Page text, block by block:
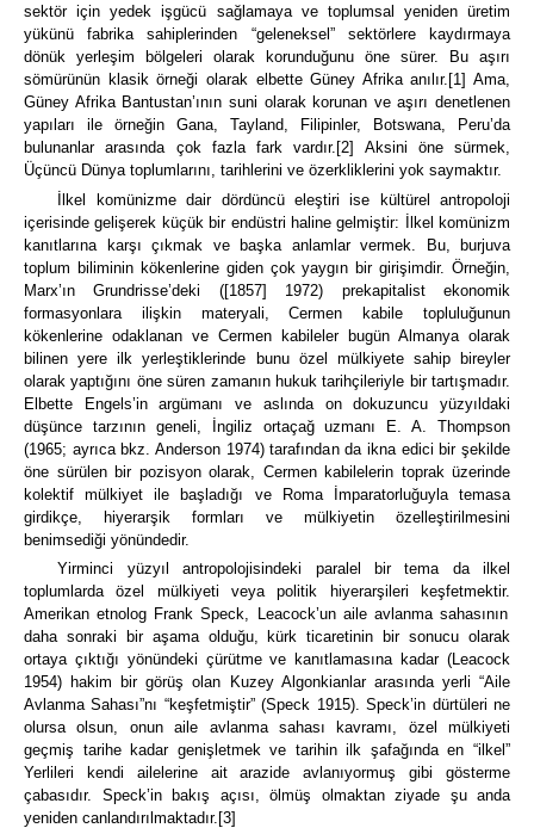
sektör için yedek işgücü sağlamaya ve toplumsal yeniden üretim
yükünü fabrika sahiplerinden “geleneksel” sektörlere kaydırmaya
dönük yerleşim bölgeleri olarak korunduğunu öne sürer. Bu aşırı
sömürünün klasik örneği olarak elbette Güney Afrikaanılır. [1] Ama,
Güney Afrika Bantustan’ının suni olarak korunan ve aşırı denetlenen
yapıları ile örneğin Gana, Tayland, Filipinler, Botswana, Peru’da
bulunanlar arasında çok fazla fark vardır. [2]
Aksini öne sürmek,
Üçüncü Dünya toplumlarını, tarihlerini ve özerkliklerini yok saymaktır.
İlkel komünizme dair dördüncü eleştiri ise kültürel antropoloji
içerisinde gelişerek küçük bir endüstri haline gelmiştir:
İlkel komünizm
kanıtlarına karşı çıkmak ve başka anlamlar vermek.
Bu, burjuva
toplum biliminin kökenlerine giden çok yaygın bir girişimdir. Örneğin,
Marx’ınGrundrisse’deki ([1857] 1972) prekapitalist ekonomik
formasyonlara ilişkin materyali, Cermen kabile topluluğunun
kökenlerine odaklanan ve Cermen kabileler bugün Almanya olarak
bilinen yere ilk yerleştiklerinde bunu özel mülkiyete sahip bireyler
olarak yaptığını öne süren zamanın hukuk tarihçileriyle bir tartışmadır.
Elbette Engels’in argümanı ve aslında on dokuzuncu yüzyıldaki
düşünce tarzının geneli, İngiliz ortaçağ uzmanı
E. A. Thompson
(1965; ayrıca bkz. Anderson 1974) tarafından da ikna edici bir şekilde
öne sürülen bir pozisyon olarak, Cermen kabilelerin toprak üzerinde
kolektif mülkiyet ile başladığı ve Roma İmparatorluğuyla temasa
girdikçe, hiyerarşik formları ve mülkiyetin özelleştirilmesini
benimsediği yönündedir.
Yirminci yüzyıl antropolojisindeki paralel bir tema da ilkel
toplumlarda özel mülkiyeti veya politik hiyerarşileri keşfetmektir.
Amerikan etnolog Frank Speck, Leacock’un aile avlanma sahasının
daha sonraki bir aşama olduğu, kürk ticaretinin bir sonucu olarak
ortaya çıktığı yönündeki çürütme ve kanıtlamasına kadar (Leacock
1954) hakim bir görüş olan Kuzey Algonkianlar arasında yerli “Aile
Avlanma Sahası”nı “keşfetmiştir” (Speck 1915). Speck’in dürtüleri ne
olursa olsun, onun aile avlanma sahası kavramı, özel mülkiyeti
geçmiş tarihe kadar genişletmek ve tarihin ilk şafağında en “ilkel”
Yerlileri kendi ailelerine ait arazide avlanıyormuş gibi gösterme
çabasıdır. Speck’in bakış açısı, ölmüş olmaktan ziyade şu anda
yeniden canlandırılmaktadır. [3]